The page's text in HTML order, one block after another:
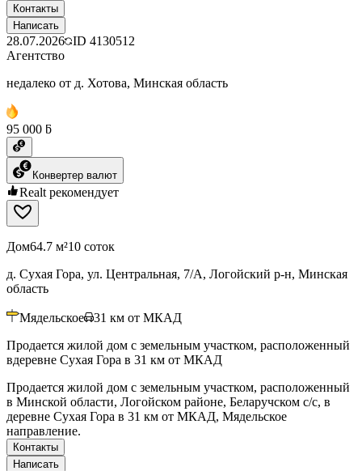
Контакты
Написать
28.07.2026 ID 4130512
Агентство
недалеко от д. Хотова, Минская область
95 000 ƃ
Конвертер валют
Realt рекомендует
Дом64.7 м²10 соток
д. Сухая Гора, ул. Центральная, 7/А, Логойский р-н, Минская
область
Мядельское 31 км от МКАД
Продается жилой дом с земельным участком, расположенный
вдеревне Сухая Гора в 31 км от МКАД
Продается жилой дом с земельным участком, расположенный
в Минской области, Логойском районе, Беларучском с/с, в
деревне Сухая Гора в 31 км от МКАД, Мядельское
направление.
Контакты
Написать